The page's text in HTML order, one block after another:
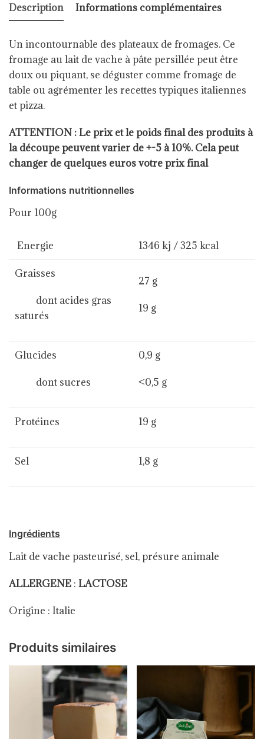
Description Informations complémentaires
Un incontournable des plateaux de fromages. Ce
fromage au lait de vache à pâte persillée peut être
doux ou piquant, se déguster comme fromage de
table ou agrémenter les recettes typiques italiennes
et pizza.
ATTENTION : Le prix et le poids final des produits à
la découpe peuvent varier de +-5 à 10%. Cela peut
changer de quelques euros votre prix final
Informations nutritionnelles
Pour 100g
Energie 1346 kj / 325 kcal
Graisses
dont acides gras
saturés
27 g
19 g
Glucides
dont sucres
0,9 g
<0,5 g
Protéines 19 g
Sel 1,8 g
Ingrédients
Lait de vache pasteurisé, sel, présure animale
ALLERGENE : LACTOSE
Origine : Italie
Produits similaires